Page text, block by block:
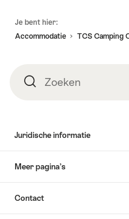
Je bent hier:
Accommodatie
TCS Camping
ZoekenZoeken
Juridische informatie
Meer pagina’s
Contact